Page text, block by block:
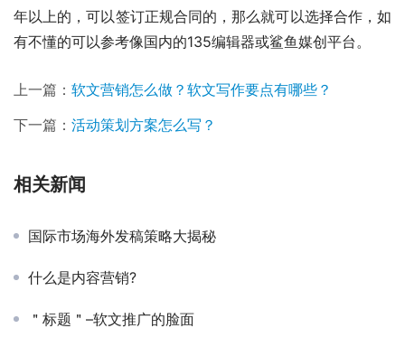
年以上的，可以签订正规合同的，那么就可以选择合作，如
有不懂的可以参考像国内的135编辑器或鲨鱼媒创平台。
上一篇： 软文营销怎么做？软文写作要点有哪些？
下一篇： 活动策划方案怎么写？
相关新闻
国际市场海外发稿策略大揭秘
什么是内容营销?
＂标题＂–软文推广的脸面